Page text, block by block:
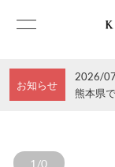
お知らせ
2026/
熊本県
1/0